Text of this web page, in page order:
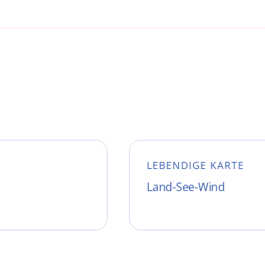
LEBENDIGE KARTE
Land-See-Wind